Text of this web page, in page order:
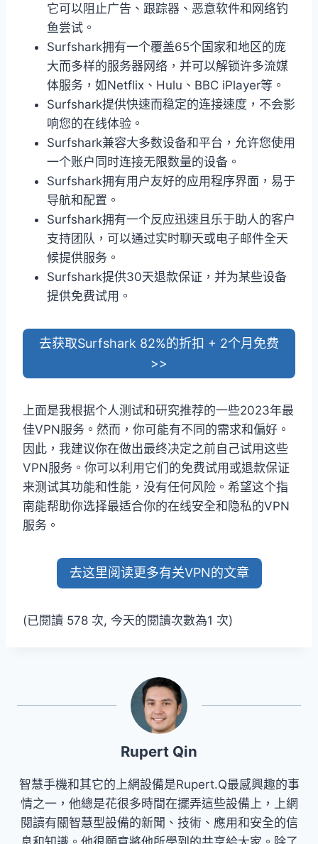
它可以阻止广告、跟踪器、恶意软件和网络钓
鱼尝试。
Surfshark拥有一个覆盖65个国家和地区的庞
大而多样的服务器网络，并可以解锁许多流媒
体服务，如Netflix、Hulu、BBC iPlayer等。
Surfshark提供快速而稳定的连接速度，不会影
响您的在线体验。
Surfshark兼容大多数设备和平台，允许您使用
一个账户同时连接无限数量的设备。
Surfshark拥有用户友好的应用程序界面，易于
导航和配置。
Surfshark拥有一个反应迅速且乐于助人的客户
支持团队，可以通过实时聊天或电子邮件全天
候提供服务。
Surfshark提供30天退款保证，并为某些设备
提供免费试用。
去获取Surfshark 82%的折扣 + 2个月免费
>>
上面是我根据个人测试和研究推荐的一些2023年最
佳VPN服务。然而，你可能有不同的需求和偏好。
因此，我建议你在做出最终决定之前自己试用这些
VPN服务。你可以利用它们的免费试用或退款保证
来测试其功能和性能，没有任何风险。希望这个指
南能帮助你选择最适合你的在线安全和隐私的VPN
服务。
去这里阅读更多有关VPN的文章
(已閱讀 578 次, 今天的閱讀次數為1 次)
Rupert Qin
智慧手機和其它的上網設備是Rupert.Q最感興趣的事
情之一，他總是花很多時間在擺弄這些設備上，上網
閱讀有關智慧型設備的新聞、技術、應用和安全的信